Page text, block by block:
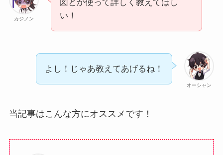
カジノン
図とか使って詳しく教えてほし
い！
オーシャン
よし！じゃあ教えてあげるね！
当記事はこんな方にオススメです！